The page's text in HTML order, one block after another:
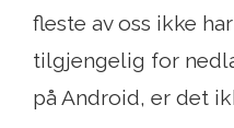
fleste av oss ikke
tilgjengelig for
på Android, er det